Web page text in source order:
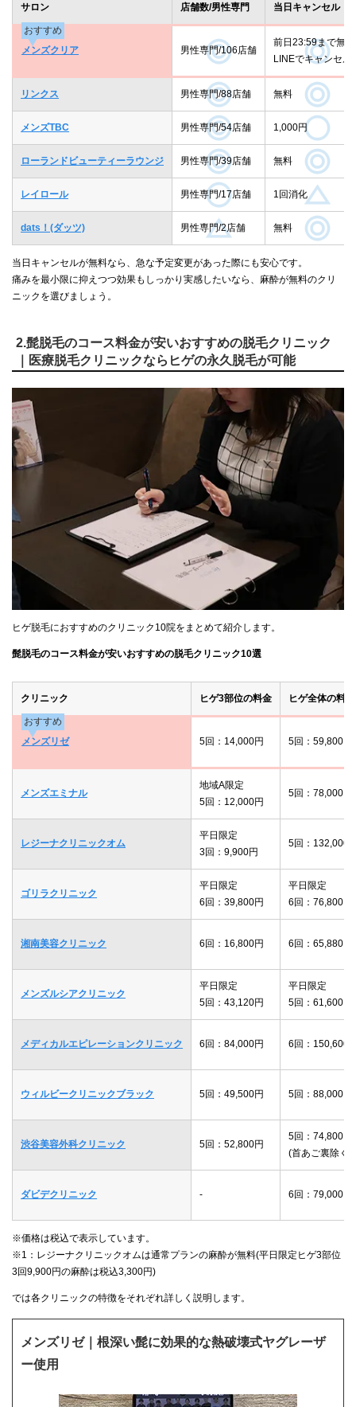
サロン 店舗数/男性専門 当日キャンセル
おすすめ
メンズクリア
男性専門/106店舗
前日23:59まで無料
LINEでキャンセル
リンクス 男性専門/88店舗 無料
メンズTBC 男性専門/54店舗 1,000円
ローランドビューティーラウンジ 男性専門/39店舗 無料
レイロール 男性専門/17店舗 1回消化
dats！(ダッツ) 男性専門/2店舗 無料
当日キャンセルが無料なら、急な予定変更があった際にも安心です。
痛みを最小限に抑えつつ効果もしっかり実感したいなら、麻酔が無料のクリ
ニックを選びましょう。
2.髭脱毛のコース料金が安いおすすめの脱毛クリニック
｜医療脱毛クリニックならヒゲの永久脱毛が可能
ヒゲ脱毛におすすめのクリニック10院をまとめて紹介します。
髭脱毛のコース料金が安いおすすめの脱毛クリニック10選
クリニック ヒゲ3部位の料金 ヒゲ全体の料金
おすすめ
メンズリゼ
5回：14,000円 5回：59,800円
メンズエミナル
地域A限定
5回：12,000円
5回：78,000円
レジーナクリニックオム
平日限定
3回：9,900円
5回：132,000
ゴリラクリニック
平日限定
6回：39,800円
平日限定
6回：76,800円
湘南美容クリニック 6回：16,800円 6回：65,880円
メンズルシアクリニック
平日限定
5回：43,120円
平日限定
5回：61,600円
メディカルエピレーションクリニック 6回：84,000円 6回：150,600
ウィルビークリニックブラック 5回：49,500円 5回：88,000円
渋谷美容外科クリニック 5回：52,800円
5回：74,800円
(首あご裏除く)
ダビデクリニック - 6回：79,000円
※価格は税込で表示しています。
※1：レジーナクリニックオムは通常プランの麻酔が無料(平日限定ヒゲ3部位
3回9,900円の麻酔は税込3,300円)
では各クリニックの特徴をそれぞれ詳しく説明します。
メンズリゼ｜根深い髭に効果的な熱破壊式ヤグレーザ
ー使用